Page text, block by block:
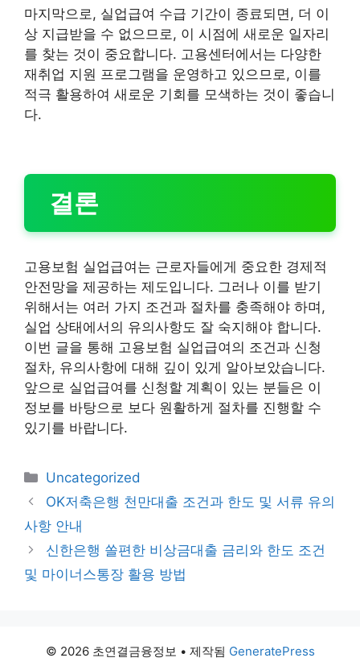
마지막으로, 실업급여 수급 기간이 종료되면, 더 이
상 지급받을 수 없으므로, 이 시점에 새로운 일자리
를 찾는 것이 중요합니다. 고용센터에서는 다양한
재취업 지원 프로그램을 운영하고 있으므로, 이를
적극 활용하여 새로운 기회를 모색하는 것이 좋습니
다.
결론
고용보험 실업급여는 근로자들에게 중요한 경제적
안전망을 제공하는 제도입니다. 그러나 이를 받기
위해서는 여러 가지 조건과 절차를 충족해야 하며,
실업 상태에서의 유의사항도 잘 숙지해야 합니다.
이번 글을 통해 고용보험 실업급여의 조건과 신청
절차, 유의사항에 대해 깊이 있게 알아보았습니다.
앞으로 실업급여를 신청할 계획이 있는 분들은 이
정보를 바탕으로 보다 원활하게 절차를 진행할 수
있기를 바랍니다.
카
테
리
Uncategorized
OK저축은행 천만대출 조건과 한도 및 서류 유의
사항 안내
신한은행 쏠편한 비상금대출 금리와 한도 조건
및 마이너스통장 활용 방법
© 2026 초연결금융정보 • 제작됨 GeneratePress